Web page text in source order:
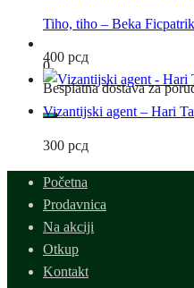
0
Besplatna dostava za
Tiho, tiho – Beka Ficpatrik
400 рсд
Vizantijski agent – Hari
300 рсд
Početna
Prodavnica
Na akciji
Otkup
Kontakt